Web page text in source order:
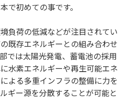
で初めての事です。
負荷の低減などが注目されてい
既存エネルギーとの組み合わせ
では太陽光発電、蓄電池の採用
水素エネルギーや再生可能エネ
よる多重インフラの整備に力を
ギー源を分散することが可能と